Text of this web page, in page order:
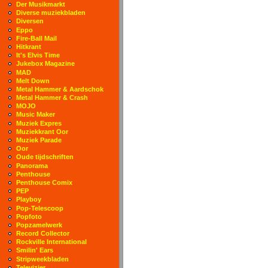
Der Musikmarkt
Diverse muziekbladen
Diversen
Eppo
Fire-Ball Mail
Hitkrant
It's Elvis Time
Jukebox Magazine
MAD
Melt Down
Metal Hammer & Aardschok
Metal Hammer & Crash
MOJO
Music Maker
Muziek Expres
Muziekkrant Oor
Muziek Parade
Oor
Oude tijdschriften
Panorama
Penthouse
Penthouse Comix
PEP
Playboy
Pop-Telescoop
Popfoto
Popzamelwerk
Record Collector
Rockville International
Smilin' Ears
Stripweekbladen